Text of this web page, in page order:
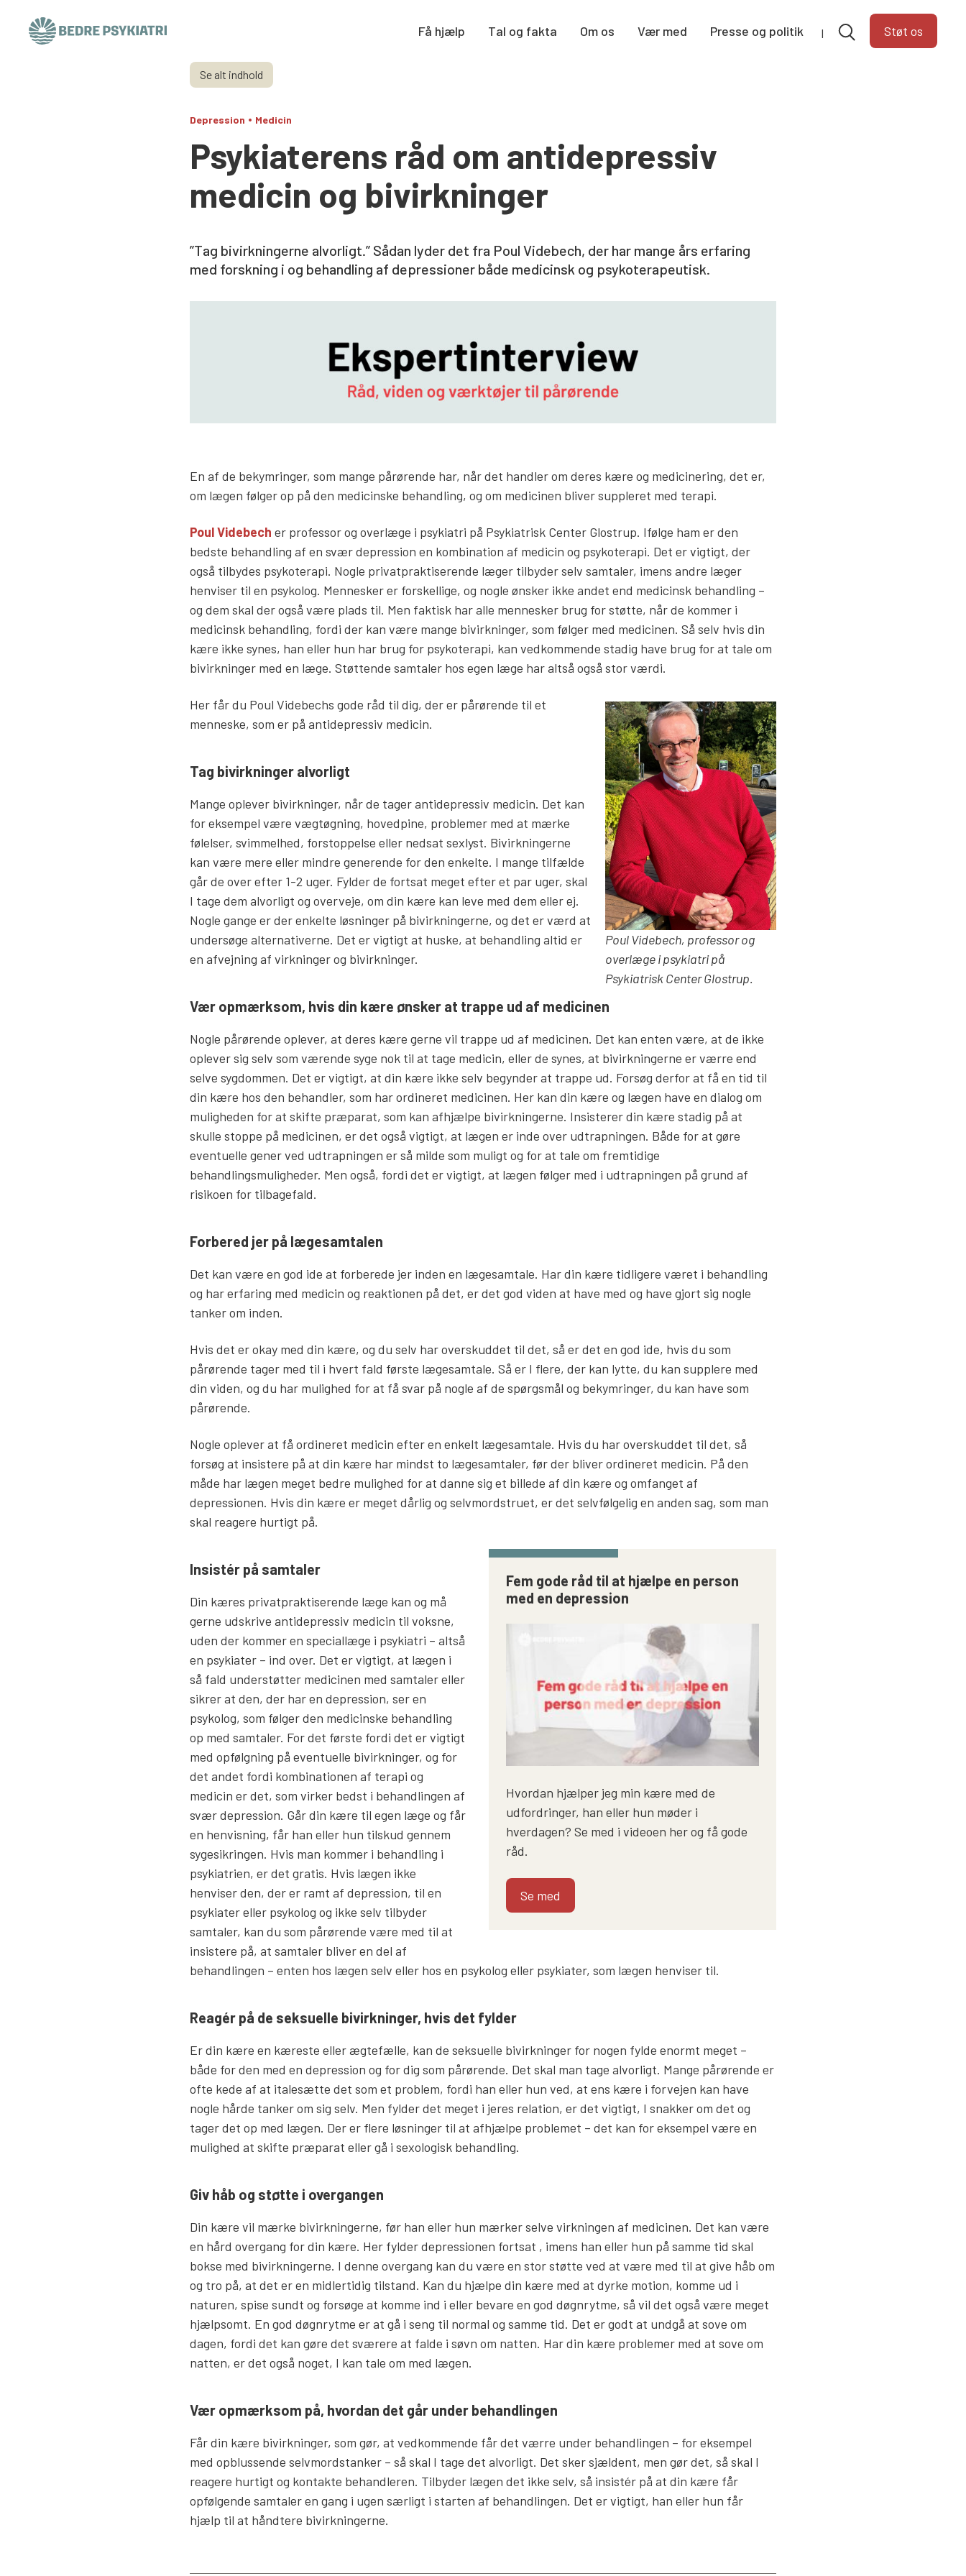
Få hjælp Tal og fakta Om os Vær med Presse og politik Støt os
Se alt indhold
Depression • Medicin
Psykiaterens råd om antidepressiv
medicin og bivirkninger
”Tag bivirkningerne alvorligt.” Sådan lyder det fra Poul Videbech, der har mange års erfaring
med forskning i og behandling af depressioner både medicinsk og psykoterapeutisk.
En af de bekymringer, som mange pårørende har, når det handler om deres kære og medicinering, det er,
om lægen følger op på den medicinske behandling, og om medicinen bliver suppleret med terapi.
Poul Videbech er professor og overlæge i psykiatri på Psykiatrisk Center Glostrup. Ifølge ham er den
bedste behandling af en svær depression en kombination af medicin og psykoterapi. Det er vigtigt, der
også tilbydes psykoterapi. Nogle privatpraktiserende læger tilbyder selv samtaler, imens andre læger
henviser til en psykolog. Mennesker er forskellige, og nogle ønsker ikke andet end medicinsk behandling –
og dem skal der også være plads til. Men faktisk har alle mennesker brug for støtte, når de kommer i
medicinsk behandling, fordi der kan være mange bivirkninger, som følger med medicinen. Så selv hvis din
kære ikke synes, han eller hun har brug for psykoterapi, kan vedkommende stadig have brug for at tale om
bivirkninger med en læge. Støttende samtaler hos egen læge har altså også stor værdi.
Poul Videbech, professor og
overlæge i psykiatri på
Psykiatrisk Center Glostrup.
Her får du Poul Videbechs gode råd til dig, der er pårørende til et
menneske, som er på antidepressiv medicin.
Tag bivirkninger alvorligt
Mange oplever bivirkninger, når de tager antidepressiv medicin. Det kan
for eksempel være vægtøgning, hovedpine, problemer med at mærke
følelser, svimmelhed, forstoppelse eller nedsat sexlyst. Bivirkningerne
kan være mere eller mindre generende for den enkelte. I mange tilfælde
går de over efter 1-2 uger. Fylder de fortsat meget efter et par uger, skal
I tage dem alvorligt og overveje, om din kære kan leve med dem eller ej.
Nogle gange er der enkelte løsninger på bivirkningerne, og det er værd at
undersøge alternativerne. Det er vigtigt at huske, at behandling altid er
en afvejning af virkninger og bivirkninger.
Vær opmærksom, hvis din kære ønsker at trappe ud af medicinen
Nogle pårørende oplever, at deres kære gerne vil trappe ud af medicinen. Det kan enten være, at de ikke
oplever sig selv som værende syge nok til at tage medicin, eller de synes, at bivirkningerne er værre end
selve sygdommen. Det er vigtigt, at din kære ikke selv begynder at trappe ud. Forsøg derfor at få en tid til
din kære hos den behandler, som har ordineret medicinen. Her kan din kære og lægen have en dialog om
muligheden for at skifte præparat, som kan afhjælpe bivirkningerne. Insisterer din kære stadig på at
skulle stoppe på medicinen, er det også vigtigt, at lægen er inde over udtrapningen. Både for at gøre
eventuelle gener ved udtrapningen er så milde som muligt og for at tale om fremtidige
behandlingsmuligheder. Men også, fordi det er vigtigt, at lægen følger med i udtrapningen på grund af
risikoen for tilbagefald.
Forbered jer på lægesamtalen
Det kan være en god ide at forberede jer inden en lægesamtale. Har din kære tidligere været i behandling
og har erfaring med medicin og reaktionen på det, er det god viden at have med og have gjort sig nogle
tanker om inden.
Hvis det er okay med din kære, og du selv har overskuddet til det, så er det en god ide, hvis du som
pårørende tager med til i hvert fald første lægesamtale. Så er I flere, der kan lytte, du kan supplere med
din viden, og du har mulighed for at få svar på nogle af de spørgsmål og bekymringer, du kan have som
pårørende.
Nogle oplever at få ordineret medicin efter en enkelt lægesamtale. Hvis du har overskuddet til det, så
forsøg at insistere på at din kære har mindst to lægesamtaler, før der bliver ordineret medicin. På den
måde har lægen meget bedre mulighed for at danne sig et billede af din kære og omfanget af
depressionen. Hvis din kære er meget dårlig og selvmordstruet, er det selvfølgelig en anden sag, som man
skal reagere hurtigt på.
Fem gode råd til at hjælpe en person
med en depression
Hvordan hjælper jeg min kære med de
udfordringer, han eller hun møder i
hverdagen? Se med i videoen her og få gode
råd.
Se med
Insistér på samtaler
Din kæres privatpraktiserende læge kan og må
gerne udskrive antidepressiv medicin til voksne,
uden der kommer en speciallæge i psykiatri – altså
en psykiater – ind over. Det er vigtigt, at lægen i
så fald understøtter medicinen med samtaler eller
sikrer at den, der har en depression, ser en
psykolog, som følger den medicinske behandling
op med samtaler. For det første fordi det er vigtigt
med opfølgning på eventuelle bivirkninger, og for
det andet fordi kombinationen af terapi og
medicin er det, som virker bedst i behandlingen af
svær depression. Går din kære til egen læge og får
en henvisning, får han eller hun tilskud gennem
sygesikringen. Hvis man kommer i behandling i
psykiatrien, er det gratis. Hvis lægen ikke
henviser den, der er ramt af depression, til en
psykiater eller psykolog og ikke selv tilbyder
samtaler, kan du som pårørende være med til at
insistere på, at samtaler bliver en del af
behandlingen – enten hos lægen selv eller hos en psykolog eller psykiater, som lægen henviser til.
Reagér på de seksuelle bivirkninger, hvis det fylder
Er din kære en kæreste eller ægtefælle, kan de seksuelle bivirkninger for nogen fylde enormt meget –
både for den med en depression og for dig som pårørende. Det skal man tage alvorligt. Mange pårørende er
ofte kede af at italesætte det som et problem, fordi han eller hun ved, at ens kære i forvejen kan have
nogle hårde tanker om sig selv. Men fylder det meget i jeres relation, er det vigtigt, I snakker om det og
tager det op med lægen. Der er flere løsninger til at afhjælpe problemet – det kan for eksempel være en
mulighed at skifte præparat eller gå i sexologisk behandling.
Giv håb og støtte i overgangen
Din kære vil mærke bivirkningerne, før han eller hun mærker selve virkningen af medicinen. Det kan være
en hård overgang for din kære. Her fylder depressionen fortsat , imens han eller hun på samme tid skal
bokse med bivirkningerne. I denne overgang kan du være en stor støtte ved at være med til at give håb om
og tro på, at det er en midlertidig tilstand. Kan du hjælpe din kære med at dyrke motion, komme ud i
naturen, spise sundt og forsøge at komme ind i eller bevare en god døgnrytme, så vil det også være meget
hjælpsomt. En god døgnrytme er at gå i seng til normal og samme tid. Det er godt at undgå at sove om
dagen, fordi det kan gøre det sværere at falde i søvn om natten. Har din kære problemer med at sove om
natten, er det også noget, I kan tale om med lægen.
Vær opmærksom på, hvordan det går under behandlingen
Får din kære bivirkninger, som gør, at vedkommende får det værre under behandlingen – for eksempel
med opblussende selvmordstanker – så skal I tage det alvorligt. Det sker sjældent, men gør det, så skal I
reagere hurtigt og kontakte behandleren. Tilbyder lægen det ikke selv, så insistér på at din kære får
opfølgende samtaler en gang i ugen særligt i starten af behandlingen. Det er vigtigt, han eller hun får
hjælp til at håndtere bivirkningerne.